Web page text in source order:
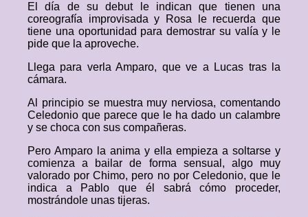
El día de su debut le indican que tienen una
coreografía improvisada y Rosa le recuerda que
tiene una oportunidad para demostrar su valía y le
pide que la aproveche.
Llega para verla Amparo, que ve a Lucas tras la
cámara.
Al principio se muestra muy nerviosa, comentando
Celedonio que parece que le ha dado un calambre
y se choca con sus compañeras.
Pero Amparo la anima y ella empieza a soltarse y
comienza a bailar de forma sensual, algo muy
valorado por Chimo, pero no por Celedonio, que le
indica a Pablo que él sabrá cómo proceder,
mostrándole unas tijeras.